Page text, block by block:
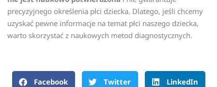
precyzyjnego określenia płci dziecka. Dlatego, jeśli chcemy
uzyskać pewne informacje na temat płci naszego dziecka,
warto skorzystać z naukowych metod diagnostycznych.
Facebook Twitter LinkedIn